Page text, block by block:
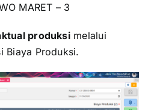
MARET – 3
produksimelalui
Biaya Produksi.